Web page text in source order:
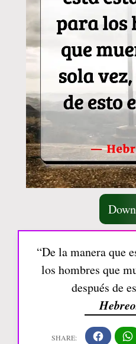
“De la manera que
los hombres que
después de